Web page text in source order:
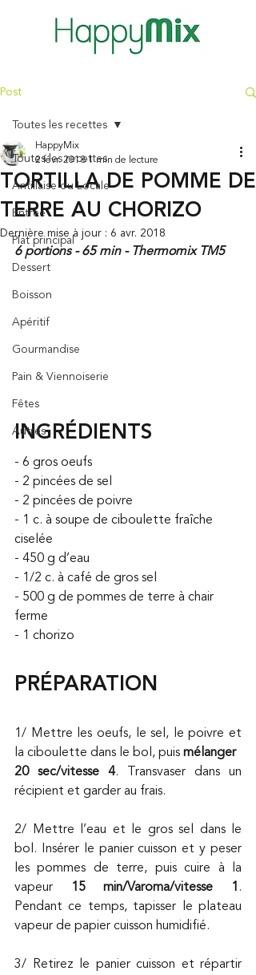
Post
Toutes les recettes
Antillaise ou Locale
Entrée
Plat principal
Dessert
Boisson
Apéritif
Gourmandise
Pain & Viennoiserie
Fêtes
Autres
Toutes les recettes
TORTILLA DE POMME DE
TERRE AU CHORIZO
HappyMix
2 févr. 2018 1 min de lecture
Dernière mise à jour : 6 avr. 2018
6 portions - 65 min - Thermomix TM5
INGRÉDIENTS
- 6 gros oeufs
- 2 pincées de sel
- 2 pincées de poivre
- 1 c. à soupe de ciboulette fraîche
ciselée
- 450 g d’eau
- 1/2 c. à café de gros sel
- 500 g de pommes de terre à chair
ferme
- 1 chorizo
PRÉPARATION
1/ Mettre les oeufs, le sel, le poivre et
la ciboulette dans le bol, puis mélanger
20 sec/vitesse 4. Transvaser dans un
récipient et garder au frais.
2/ Mettre l’eau et le gros sel dans le
bol. Insérer le panier cuisson et y peser
les pommes de terre, puis cuire à la
vapeur
15 min/Varoma/vitesse 1 .
Pendant ce temps, tapisser le plateau
vapeur de papier cuisson humidifié.
3/ Retirez le panier cuisson et répartir